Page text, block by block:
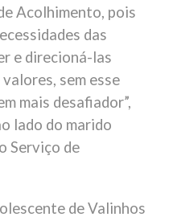
Acolhimento, pois
das
e direcioná-las
sem esse
mais desafiador”,
lado do marido
Serviço de
de Valinhos